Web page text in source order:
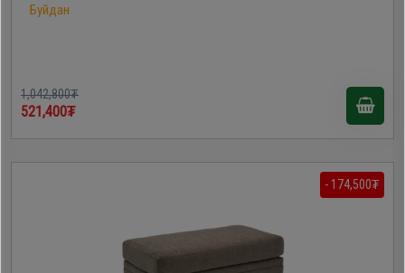
Буйдан
1,042,800₮
521,400₮
- 174,500₮